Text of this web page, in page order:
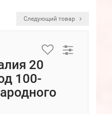
Следующий товар
20
100-